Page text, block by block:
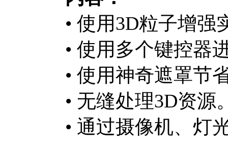
• 使用3D粒子增强
• 使用多个键控器
• 使用神奇遮罩节
• 无缝处理3D资源
• 通过摄像机、灯